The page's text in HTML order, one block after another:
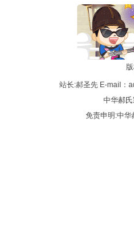
站长:郝圣先 E-mail：
中华郝氏
免责申明:中华